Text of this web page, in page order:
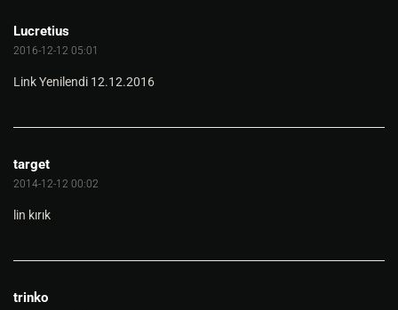
Lucretius
2016-12-12 05:01
Link Yenilendi 12.12.2016
target
2014-12-12 00:02
lin kırık
trinko